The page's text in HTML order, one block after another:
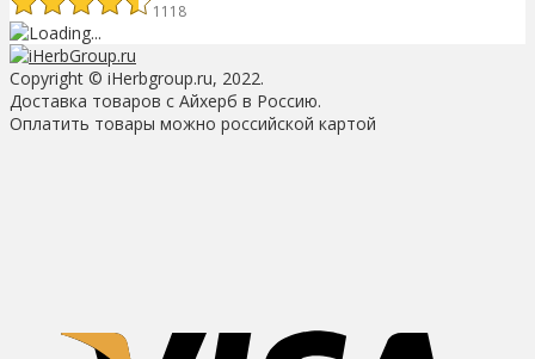
1118
Copyright © iHerbgroup.ru, 2022.
Доставка товаров с Айхерб в Россию.
Оплатить товары можно российской картой